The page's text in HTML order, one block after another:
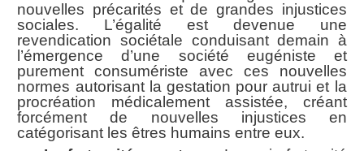
nouvelles précarités et de grandes injustices
sociales. L’égalité est devenue une
revendication sociétale conduisant demain à
l’émergence d’une société eugéniste et
purement consumériste avec ces nouvelles
normes autorisant la gestation pour autrui et la
procréation médicalement assistée, créant
forcément de nouvelles injustices en
catégorisant les êtres humains entre eux.